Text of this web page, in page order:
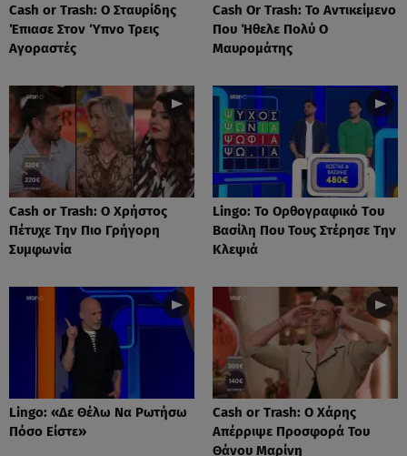
Cash or Trash: Ο Σταυρίδης
Έπιασε Στον Ύπνο Τρεις
Αγοραστές
Cash Or Trash: Το Αντικείμενο
Που Ήθελε Πολύ Ο
Μαυρομάτης
Cash or Trash: Ο Χρήστος
Πέτυχε Την Πιο Γρήγορη
Συμφωνία
Lingo: Το Oρθογραφικό Tου
Βασίλη Που Τους Στέρησε Την
Κλεψιά
Lingo: «Δε Θέλω Να Ρωτήσω
Πόσο Είστε»
Cash or Trash: Ο Χάρης
Απέρριψε Προσφορά Του
Θάνου Μαρίνη